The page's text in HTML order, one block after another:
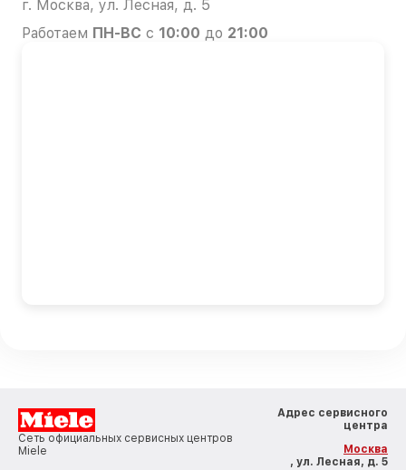
г. Москва, ул. Лесная, д. 5
Работаем ПН-ВС с 10:00 до 21:00
Сеть официальных сервисных центров
Miele
Адрес сервисного
центра
Москва
, ул. Лесная, д. 5